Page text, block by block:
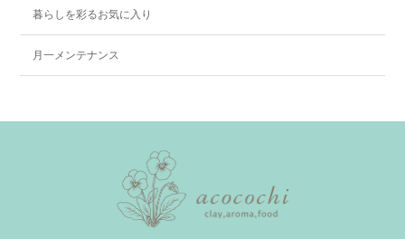
暮らしを彩るお気に入り
月一メンテナンス